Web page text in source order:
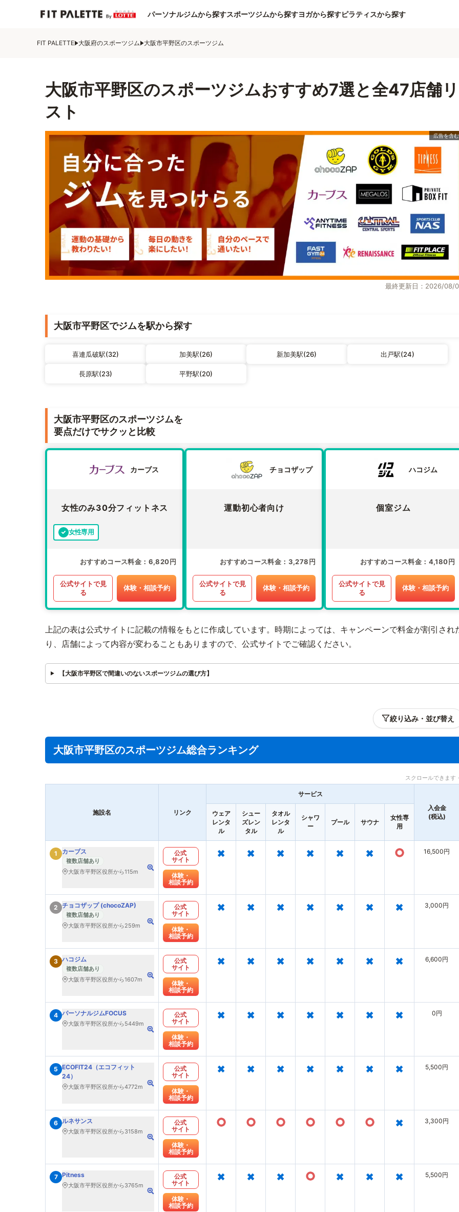
パーソナルジムから探すスポーツジムから探すヨガから探すピラティスから探す
FIT PALETTE 大阪府のスポーツジム 大阪市平野区のスポーツジム
大阪市平野区のスポーツジムおすすめ7選と全47店舗リ
スト
最終更新日：2026/08/
大阪市平野区でジムを駅から探す
喜連瓜破駅(32) 加美駅(26) 新加美駅(26) 出戸駅(24)
長原駅(23) 平野駅(20)
大阪市平野区のスポーツジムを
要点だけでサクッと比較
カーブス
女性のみ30分フィットネス
女性専用
おすすめコース料金 6,820円
公式サイトで見
る
体験・相談予約
チョコザップ
運動初心者向け
おすすめコース料金 3,278円
公式サイトで見
る
体験・相談予約
ハコジム
個室ジム
おすすめコース料金 4,180円
公式サイトで見
る
体験・相談予約
上記の表は公式サイトに記載の情報をもとに作成しています。時期によっては、キャンペーンで料金が割引され
り、店舗によって内容が変わることもありますので、公式サイトでご確認ください。
【大阪市平野区で間違いのないスポーツジムの選び方】
絞り込み・並び替え
大阪市平野区のスポーツジム総合ランキング
スクロールできま
施設名 リンク
サービス
入会金
(税込)
ウェア
レンタ
ル
シュー
ズレン
タル
タオル
レンタ
ル
シャワ
ー
プール サウナ
女性専
用
1 カーブス
複数店舗あり
大阪市平野区役所から115m
公式
サイト
体験・
相談予約
× × × × × × ○ 16,500円
2 チョコザップ (chocoZAP)
複数店舗あり
大阪市平野区役所から259m
公式
サイト
体験・
相談予約
× × × × × × × 3,000円
3 ハコジム
複数店舗あり
大阪市平野区役所から1607m
公式
サイト
体験・
相談予約
× × × × × × × 6,600円
4 パーソナルジムFOCUS
大阪市平野区役所から5449m
公式
サイト
体験・
相談予約
× × × × × × × 0円
5 ECOFIT24（エコフィット
24）
大阪市平野区役所から4772m
公式
サイト
体験・
相談予約
× × × × × × × 5,500円
6 ルネサンス
大阪市平野区役所から3158m
公式
サイト
体験・
相談予約
○ ○ ○ ○ ○ ○ × 3,300円
7 Pitness
大阪市平野区役所から3765m
公式
サイト
体験・
相談予約
× × × ○ × × × 5,500円